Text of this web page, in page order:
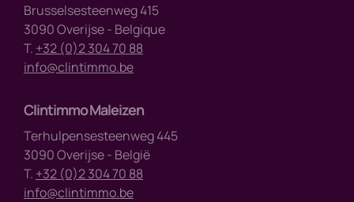
Brusselsesteenweg 415
3090 Overijse - Belgique
T. +32 (0)2 304 70 88
info@clintimmo.be
Clintimmo Maleizen
Terhulpensesteenweg 445
3090 Overijse - België
T. +32 (0)2 304 70 88
info@clintimmo.be